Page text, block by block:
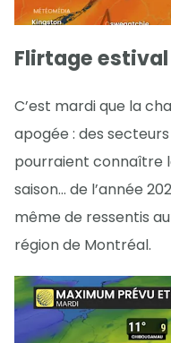
Flirtage estival
C’est mardi que la
apogée : des
pourraient connaître
saison… de l’année
même de ressentis
région de Montréal.